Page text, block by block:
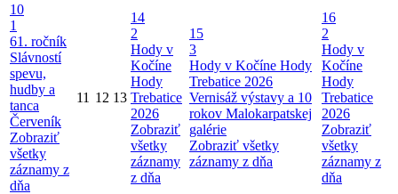
10
1
61. ročník
Slávností
spevu,
hudby a
tanca
Červeník
Zobraziť
všetky
záznamy z
dňa
11 12 13
14
2
Hody v
Kočíne
Hody
Trebatice
2026
Zobraziť
všetky
záznamy
z dňa
15
3
Hody v Kočíne Hody
Trebatice 2026
Vernisáž výstavy a 10
rokov Malokarpatskej
galérie
Zobraziť všetky
záznamy z dňa
16
2
Hody v
Kočíne
Hody
Trebatice
2026
Zobraziť
všetky
záznamy z
dňa